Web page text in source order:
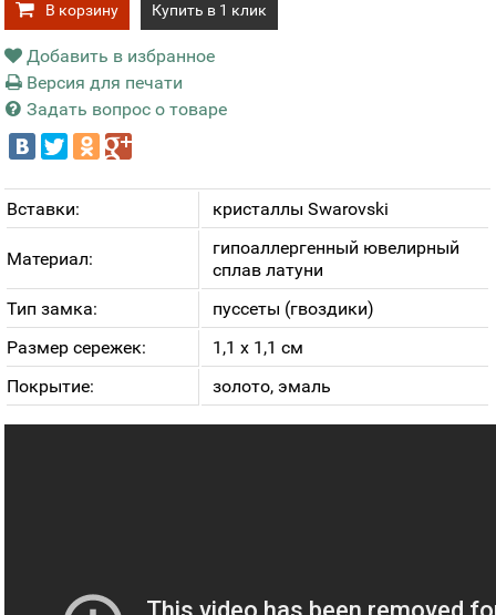
В корзину Купить в 1 клик
Добавить в избранное
Версия для печати
Задать вопрос о товаре
Вставки: кристаллы Swarovski
Материал:
гипоаллергенный ювелирный
сплав латуни
Тип замка:
пуссеты (гвоздики)
Размер сережек:
1,1 х 1,1 см
Покрытие:
золото, эмаль